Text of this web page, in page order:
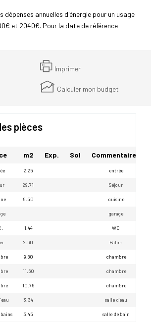
dépenses annuelles d'énergie pour un usage
et 2040€. Pour la date de référence
Imprimer
Calculer mon budget
pièces
m2 Exp. Sol Commentaires
2.25 entrée
29.71 Séjour
9.50 cuisine
garage
1.44 WC
2.60 Palier
9.80 chambre
11.60 chambre
10.76 chambre
3.34 salle d'eau
bains 3.45 salle de bain